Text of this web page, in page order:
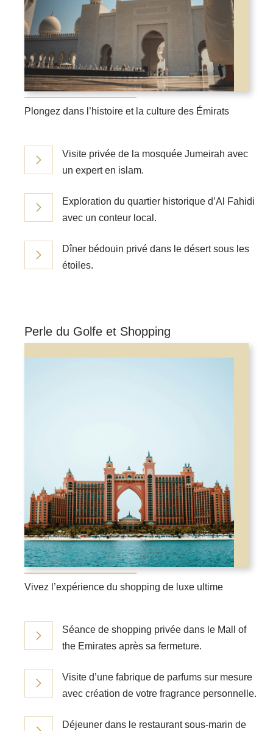
Plongez dans l’histoire et la culture des Émirats
Visite privée de la mosquée Jumeirah avec
un expert en islam.
Exploration du quartier historique d’Al Fahidi
avec un conteur local.
Dîner bédouin privé dans le désert sous les
étoiles.
Perle du Golfe et Shopping
Vivez l’expérience du shopping de luxe ultime
Séance de shopping privée dans le Mall of
the Emirates après sa fermeture.
Visite d’une fabrique de parfums sur mesure
avec création de votre fragrance personnelle.
Déjeuner dans le restaurant sous-marin de